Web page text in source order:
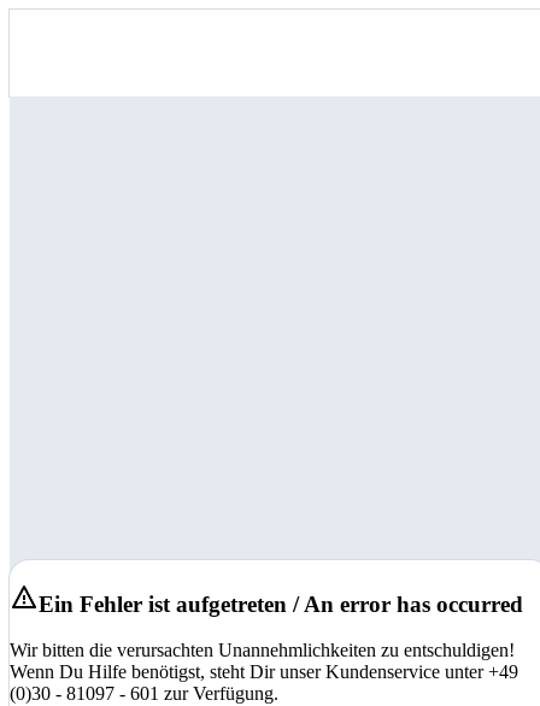
Ein Fehler ist aufgetreten / An error has occurred
Wir bitten die verursachten Unannehmlichkeiten zu entschuldigen!
Wenn Du Hilfe benötigst, steht Dir unser Kundenservice unter +49
(0)30 - 81097 - 601 zur Verfügung.